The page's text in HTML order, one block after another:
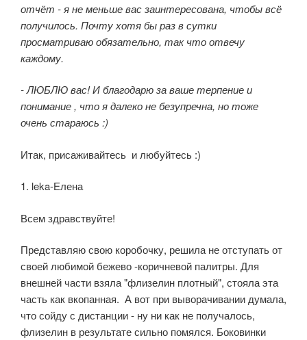
отчёт - я не меньше вас заинтересована, чтобы всё
получилось. Почту хотя бы раз в сутки
просматриваю обязательно, так что отвечу
каждому.
- ЛЮБЛЮ вас! И благодарю за ваше терпение и
понимание , что я далеко не безупречна, но тоже
очень стараюсь :)
Итак, присаживайтесь и любуйтесь :)
1. leka-Елена
Всем здравствуйте!
Представляю свою коробочку, решила не отступать от
своей любимой бежево -коричневой палитры. Для
внешней части взяла "флизелин плотный", стояла эта
часть как вкопанная. А вот при выворачивании думала,
что сойду с дистанции - ну ни как не получалось,
флизелин в результате сильно помялся. Боковинки